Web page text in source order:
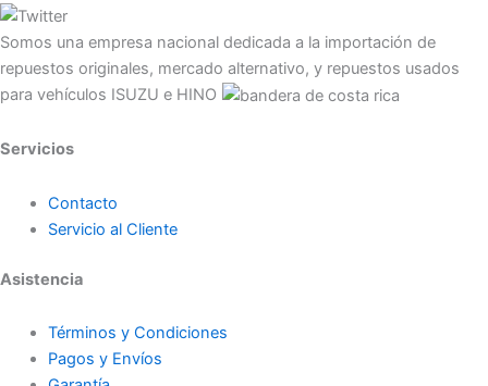
Somos una empresa nacional dedicada a la importación de
repuestos originales, mercado alternativo, y repuestos usados
para vehículos ISUZU e HINO
Servicios
Contacto
Servicio al Cliente
Asistencia
Términos y Condiciones
Pagos y Envíos